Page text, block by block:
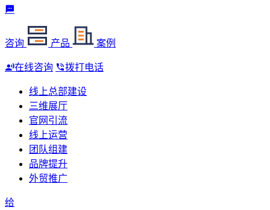
咨询 产品 案例
在线咨询 拨打电话
线上总部建设
三维展厅
官网引流
线上运营
团队组建
品牌提升
外贸推广
给